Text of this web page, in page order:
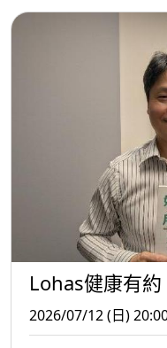
Lohas健康有約
2026/07/12 (日)